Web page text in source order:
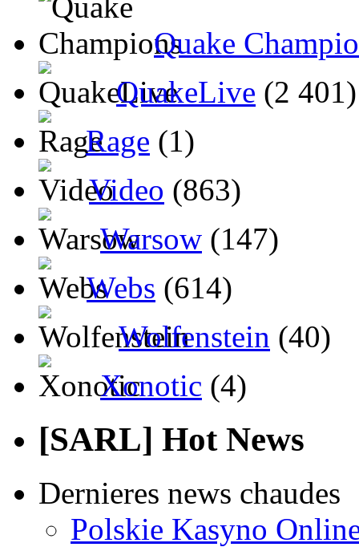
Quake
QuakeLive (2 401)
Rage (1)
Video (863)
Warsow (147)
Webs (614)
Wolfenstein (40)
Xonotic (4)
[SARL] Hot News
Dernieres news chaudes
Polskie Kasyno